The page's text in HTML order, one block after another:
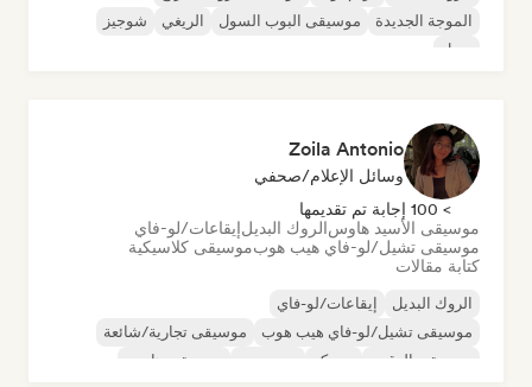
الموجة الجديدة
موسيقى البوب السول الريغي
شوجيز
سول
Zoila Antonio
وسائل الإعلام/صحفي
> 100 إجابة تم تقديمها
موسيقى الأسيد هاوسالروك البديلإيقاعات/لو-فاي
موسيقى تشيل/لو-فاي هيب هوبموسيقى كلاسيكية
كتابة مقالات
الروك البديل
إيقاعات/لو-فاي
موسيقى تشيل/لو-فاي هيب هوب
موسيقى تجارية/شائعة
موسيقى الرقص
ديسكو موسيقى هاوس